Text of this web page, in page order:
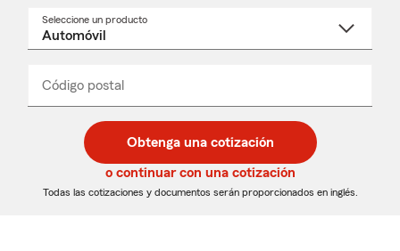
Seleccione un producto
desplegable
Código postal
de
5
dígitos
de
5
dígitos
_____
Obtenga una cotización
o continuar con una cotización
Todas las cotizaciones y documentos serán proporcionados en inglés.